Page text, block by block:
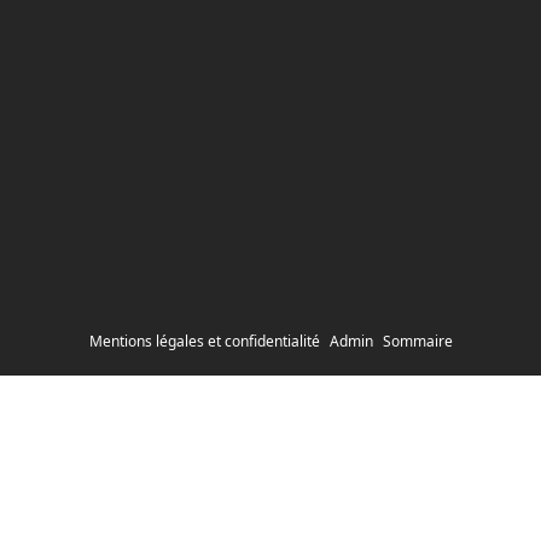
Mentions légales et confidentialité Admin Sommaire